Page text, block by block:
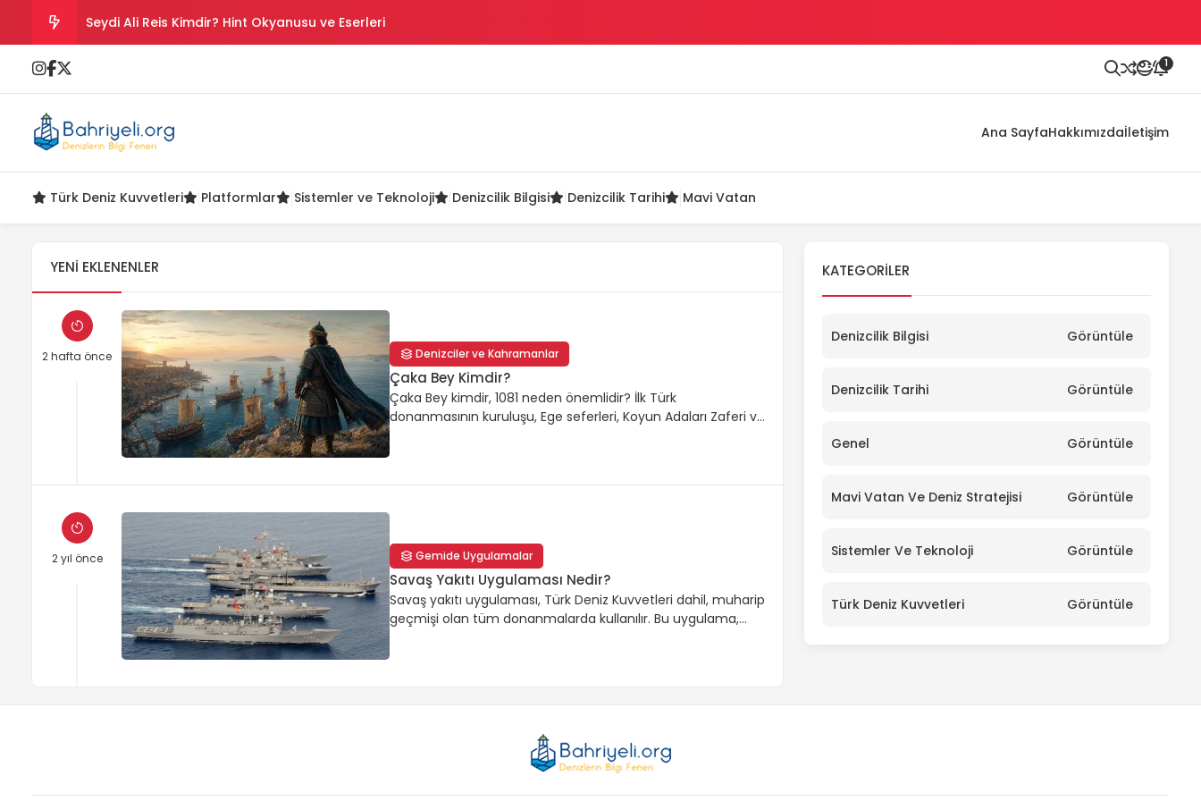
Seydi Ali Reis Kimdir? Hint Okyanusu ve Eserleri
Gazi Umur Bey Kimdir? Hayatı, Seferleri ve Ölümü
Turgut Reis Kimdir? Hayatı, Savaşları ve Ölümü
1
Ana SayfaHakkımızdaİletişim
Türk Deniz Kuvvetleri Platformlar Sistemler ve Teknoloji Denizcilik Bilgisi Denizcilik Tarihi Mavi Vatan
YENI EKLENENLER
2 hafta önce Denizciler ve Kahramanlar
Çaka Bey Kimdir?
Çaka Bey kimdir, 1081 neden önemlidir? İlk Türk
donanmasının kuruluşu, Ege seferleri, Koyun Adaları Zaferi ve
2 yıl önce Gemide Uygulamalar
Savaş Yakıtı Uygulaması Nedir?
Savaş yakıtı uygulaması, Türk Deniz Kuvvetleri dahil, muharip
geçmişi olan tüm donanmalarda kullanılır. Bu uygulama,
KATEGORILER
Denizcilik Bilgisi Görüntüle
Denizcilik Tarihi Görüntüle
Genel Görüntüle
Mavi Vatan Ve Deniz Stratejisi Görüntüle
Sistemler Ve Teknoloji Görüntüle
Türk Deniz Kuvvetleri Görüntüle